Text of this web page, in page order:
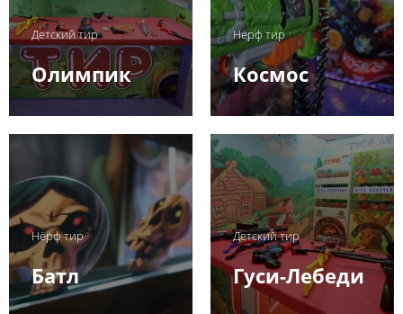
Детский тир
Олимпик
Нёрф тир
Космос
Нёрф тир
Батл
Детский тир
Гуси-Лебеди